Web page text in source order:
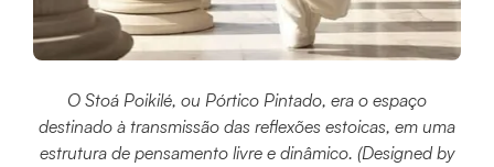
O Stoá Poikilé, ou Pórtico Pintado, era o espaço
destinado à transmissão das reflexões estoicas, em uma
estrutura de pensamento livre e dinâmico. (Designed by